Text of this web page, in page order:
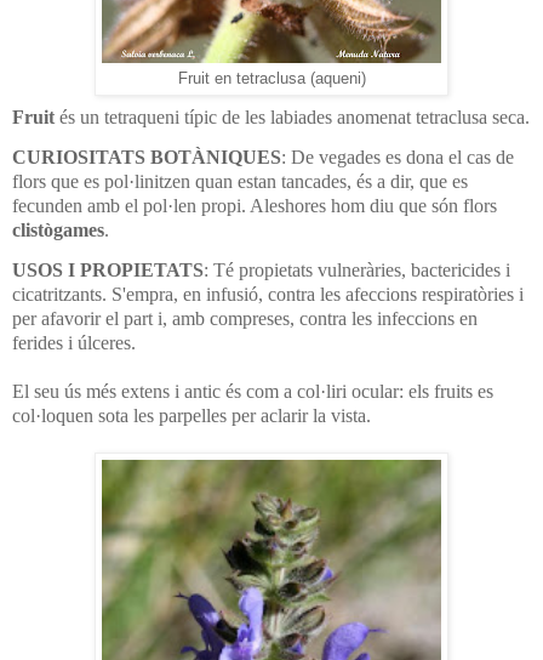
Fruit en tetraclusa (aqueni)
Fruit és un tetraqueni típic de les labiades anomenat tetraclusa seca.
CURIOSITATS BOTÀNIQUES: De vegades es dona el cas de
flors que es pol·linitzen quan estan tancades, és a dir, que es
fecunden amb el pol·len propi. Aleshores hom diu que són flors
clistògames.
USOS I PROPIETATS: Té propietats vulneràries, bactericides i
cicatritzants. S'empra, en infusió, contra les afeccions respiratòries i
per afavorir el part i, amb compreses, contra les infeccions en
ferides i úlceres.
El seu ús més extens i antic és com a col·liri ocular: els fruits es
col·loquen sota les parpelles per aclarir la vista.